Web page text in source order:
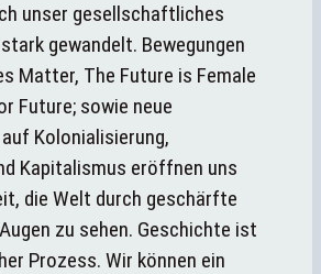
unser gesellschaftliches
gewandelt. Bewegungen
Matter, The Future is Female
Future; sowie neue
Kolonialisierung,
Kapitalismus eröffnen uns
die Welt durch geschärfte
zu sehen. Geschichte ist
Prozess. Wir können ein